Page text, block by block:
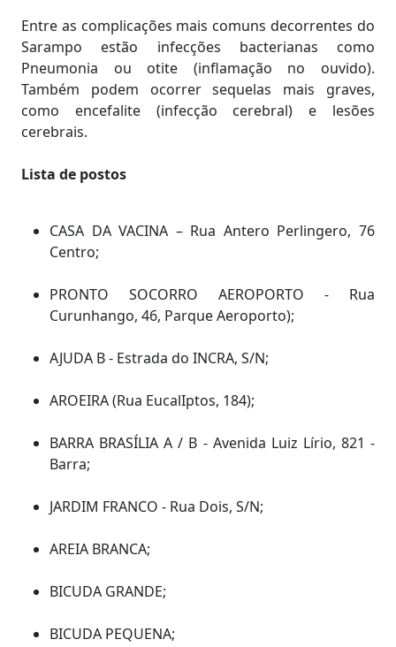
Entre as complicações mais comuns decorrentes do
Sarampo estão infecções bacterianas como
Pneumonia ou otite (inflamação no ouvido).
Também podem ocorrer sequelas mais graves,
como encefalite (infecção cerebral) e lesões
cerebrais.
Lista de postos
CASA DA VACINA – Rua Antero Perlingero, 76
Centro;
PRONTO SOCORRO AEROPORTO - Rua
Curunhango, 46, Parque Aeroporto);
AJUDA B - Estrada do INCRA, S/N;
AROEIRA (Rua EucalIptos, 184);
BARRA BRASÍLIA A / B - Avenida Luiz Lírio, 821 -
Barra;
JARDIM FRANCO - Rua Dois, S/N;
AREIA BRANCA;
BICUDA GRANDE;
BICUDA PEQUENA;